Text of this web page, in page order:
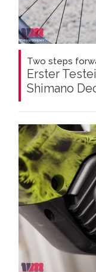
Two steps
Erster
Shimano